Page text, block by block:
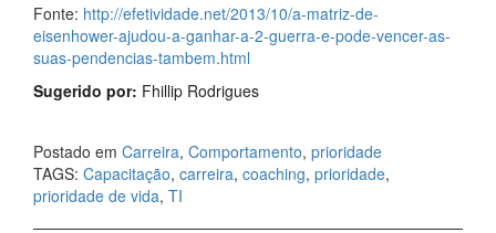
Fonte: http://efetividade.net/2013/10/a-matriz-de-
eisenhower-ajudou-a-ganhar-a-2-guerra-e-pode-vencer-as-
suas-pendencias-tambem.html
Sugerido por: Fhillip Rodrigues
Postado em Carreira, Comportamento, prioridade
TAGS: Capacitação, carreira, coaching, prioridade,
prioridade de vida, TI